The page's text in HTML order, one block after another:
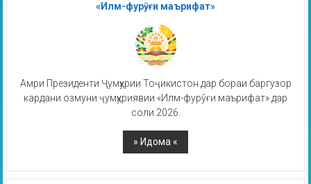
«Илм-фурӯғи маърифат»
Амри Президенти Ҷумҳурии Тоҷикистон дар бораи баргузор
кардани озмуни ҷумҳуриявии «Илм-фурӯғи маърифат» дар
соли 2026.